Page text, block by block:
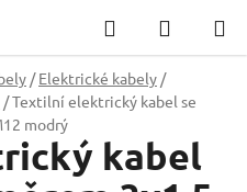
Search
CART
/ Elektrické kabely /
/Textilní elektrický kabel se
modrý
kabel